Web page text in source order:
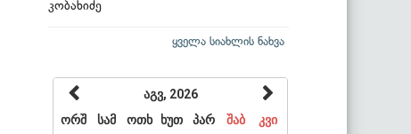
კობახიძე
ყველა სიახლის ნახვა
აგვ, 2026
ორშ
სამ ოთხ ხუთ პარ შაბ
კვი